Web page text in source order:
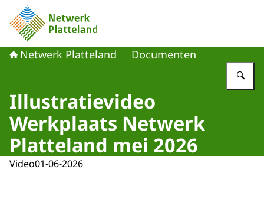
Naar de homepage van Netwerk Platteland
Netwerk Platteland Documenten
Illustratievideo
Werkplaats Netwerk
Platteland mei 2026
Video01-06-2026